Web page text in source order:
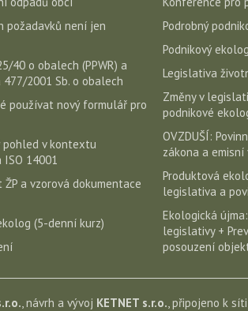
požadavků není jen
40 o obalech (PPWR) a
2001 Sb. o obalech
používat nový formulář pro
pohled v kontextu
14001
a vzorová dokumentace
(5-denní kurz)
Podrobný
Podnikový
Legislativa
Změny v
podnikové
OVZDUŠÍ:
zákona a emisní
Produktová
legislativa a
Ekologická
legislativy +
posouzení
, návrh a vývoj KETNET s.r.o., připojeno k